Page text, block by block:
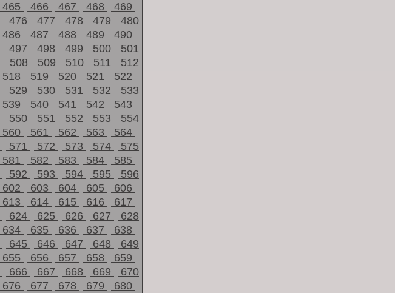
465 466 467 468
469
476 477 478 479
480
486 487 488 489
490
497 498 499 500
501
508 509 510 511
512
518 519 520 521
522
529 530 531 532
533
539 540 541 542
543
550 551 552 553
554
560 561 562 563
564
571 572 573 574
575
581 582 583 584
585
592 593 594 595
596
602 603 604 605
606
613 614 615 616
617
624 625 626 627
628
634 635 636 637
638
645 646 647 648
649
655 656 657 658
659
666 667 668 669
670
676 677 678 679
680